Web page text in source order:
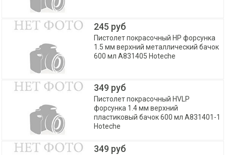
245 руб
Пистолет покрасочный HP форсунка
1.5 мм верхний металлический бачок
600 мл A831405 Hoteche
349 руб
Пистолет покрасочный HVLP
форсунка 1.4 мм верхний
пластиковый бачок 600 мл A831401-1
Hoteche
349 руб